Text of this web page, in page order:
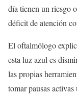
día tienen un riesgo
déficit de atención
El oftalmólogo
esta luz azul es
las propias
tomar pausas